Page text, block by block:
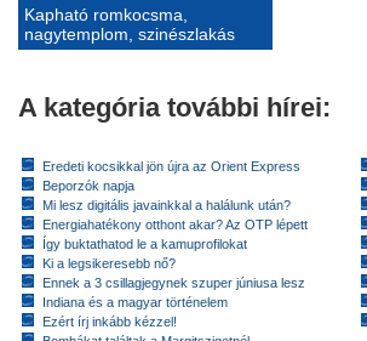
Kapható romkocsma,
nagytemplom, szinészlakás
A kategória további hírei:
Eredeti kocsikkal jön újra az Orient Express
Beporzók napja
Mi lesz digitális javainkkal a halálunk után?
Energiahatékony otthont akar? Az OTP lépett
Így buktathatod le a kamuprofilokat
Ki a legsikeresebb nő?
Ennek a 3 csillagjegynek szuper júniusa lesz
Indiana és a magyar történelem
Ezért írj inkább kézzel!